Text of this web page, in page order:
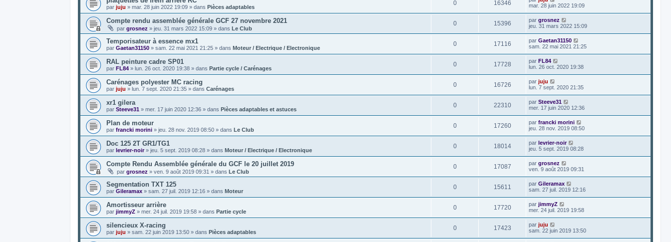
par juju » mar. 28 juin 2022 19:09 » dans Pièces adaptables
0 16346
mar. 28 juin 2022 19:09
Compte rendu assemblée générale GCF 27 novembre 2021
par grosnez » jeu. 31 mars 2022 15:09 » dans Le Club
0 15396 par grosnez
jeu. 31 mars 2022 15:09
Temporisateur à essence mx1
par Gaetan31150 » sam. 22 mai 2021 21:25 » dans Moteur / Electrique / Electronique
0 17116 par Gaetan31150
sam. 22 mai 2021 21:25
RAL peinture cadre SP01
par FL84 » lun. 26 oct. 2020 19:38 » dans Partie cycle / Carénages
0 17728 par FL84
lun. 26 oct. 2020 19:38
Carénages polyester MC racing
par juju » lun. 7 sept. 2020 21:35 » dans Carénages
0 16726 par juju
lun. 7 sept. 2020 21:35
xr1 gilera
par Steeve31 » mer. 17 juin 2020 12:36 » dans Pièces adaptables et astuces
0 22310 par Steeve31
mer. 17 juin 2020 12:36
Plan de moteur
par francki morini » jeu. 28 nov. 2019 08:50 » dans Le Club
0 17260 par francki morini
jeu. 28 nov. 2019 08:50
Doc 125 2T GR1/TG1
par levrier-noir» jeu. 5 sept. 2019 08:28 » dans Moteur / Electrique / Electronique
0 18014 par levrier-noir
jeu. 5 sept. 2019 08:28
Compte Rendu Assemblée générale du GCF le 20 juillet 2019
par grosnez » ven. 9 août 2019 09:31 » dans Le Club
0 17087 par grosnez
ven. 9 août 2019 09:31
Segmentation TXT 125
par Gileramax » sam. 27 juil. 2019 12:16 » dans Moteur
0 15611 par Gileramax
sam. 27 juil. 2019 12:16
Amortisseur arrière
par jimmyZ » mer. 24 juil. 2019 19:58 » dans Partie cycle
0 17720 par jimmyZ
mer. 24 juil. 2019 19:58
silencieux X-racing
par juju » sam. 22 juin 2019 13:50 » dans Pièces adaptables
0 17423 par juju
sam. 22 juin 2019 13:50